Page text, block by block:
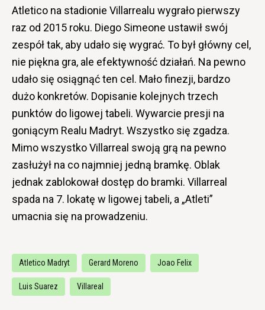
Atletico na stadionie Villarrealu wygrało pierwszy
raz od 2015 roku. Diego Simeone ustawił swój
zespół tak, aby udało się wygrać. To był główny cel,
nie piękna gra, ale efektywność działań. Na pewno
udało się osiągnąć ten cel. Mało finezji, bardzo
dużo konkretów. Dopisanie kolejnych trzech
punktów do ligowej tabeli. Wywarcie presji na
goniącym Realu Madryt. Wszystko się zgadza.
Mimo wszystko Villarreal swoją grą na pewno
zasłużył na co najmniej jedną bramkę. Oblak
jednak zablokował dostęp do bramki. Villarreal
spada na 7. lokatę w ligowej tabeli, a „Atleti”
umacnia się na prowadzeniu.
Atletico Madryt Gerard Moreno Joao Felix
Luis Suarez Villareal